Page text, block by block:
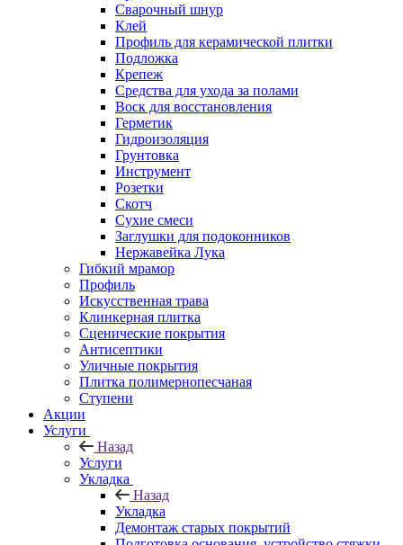
Сварочный шнур
Клей
Профиль для керамической плитки
Подложка
Крепеж
Средства для ухода за полами
Воск для восстановления
Герметик
Гидроизоляция
Грунтовка
Инструмент
Розетки
Скотч
Сухие смеси
Заглушки для подоконников
Нержавейка Лука
Гибкий мрамор
Профиль
Искусственная трава
Клинкерная плитка
Сценические покрытия
Антисептики
Уличные покрытия
Плитка полимернопесчаная
Ступени
Акции
Услуги
Назад
Услуги
Укладка
Назад
Укладка
Демонтаж старых покрытий